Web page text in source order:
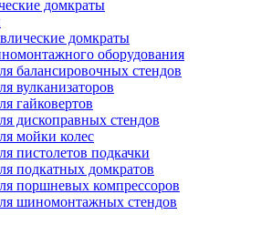
домкраты
домкраты
оборудования
балансировочных стендов
вулканизаторов
гайковертов
дископравных стендов
мойки колес
пистолетов подкачки
подкатных домкратов
поршневых компрессоров
шиномонтажных стендов